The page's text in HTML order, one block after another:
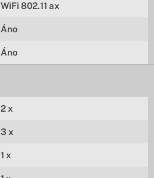
WiFi 802.11 ax
Áno
Áno
2 x
3 x
1 x